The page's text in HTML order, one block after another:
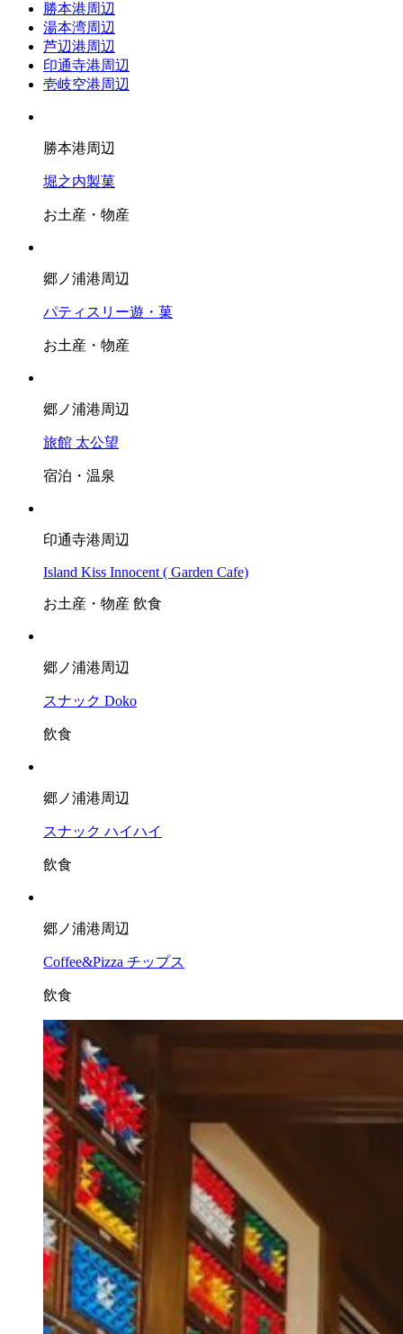
勝本港周辺
湯本湾周辺
芦辺港周辺
印通寺港周辺
壱岐空港周辺
勝本港周辺
堀之内製菓
お土産・物産
郷ノ浦港周辺
パティスリー遊・菓
お土産・物産
郷ノ浦港周辺
旅館 太公望
宿泊・温泉
印通寺港周辺
Island Kiss Innocent ( Garden Cafe)
お土産・物産 飲食
郷ノ浦港周辺
スナック Doko
飲食
郷ノ浦港周辺
スナック ハイハイ
飲食
郷ノ浦港周辺
Coffee&Pizza チップス
飲食